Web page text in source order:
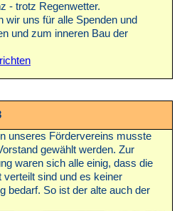
- trotz Regenwetter.
wir uns für alle Spenden und
und zum inneren Bau der
unseres Fördervereins musste
gewählt werden. Zur
waren sich alle einig, dass die
verteilt sind und es keiner
bedarf. So ist der alte auch der